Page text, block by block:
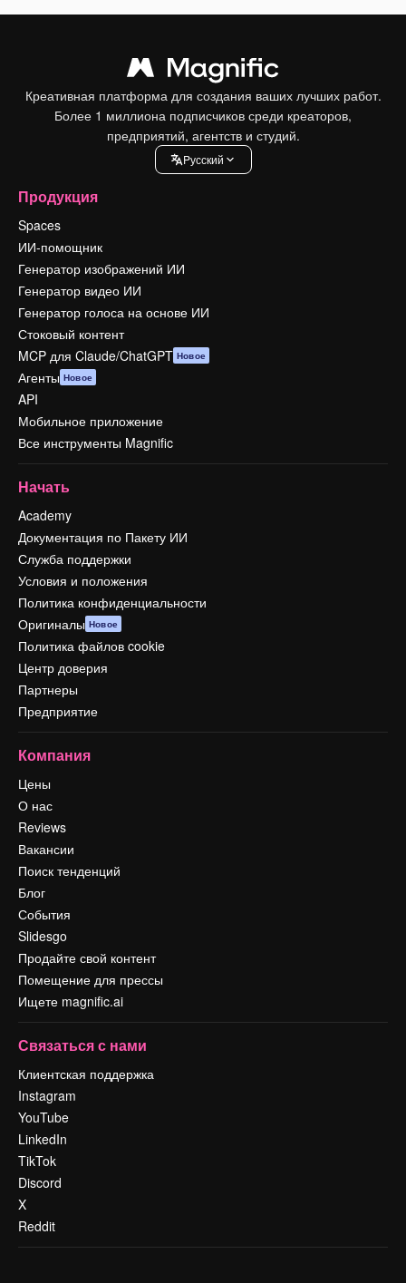
Креативная платформа для создания ваших лучших работ.
Более 1 миллиона подписчиков среди креаторов,
предприятий, агентств и студий.
Pусский
Продукция
Spaces
ИИ-помощник
Генератор изображений ИИ
Генератор видео ИИ
Генератор голоса на основе ИИ
Стоковый контент
MCP для Claude/ChatGPT Новое
Агенты Новое
API
Мобильное приложение
Все инструменты Magnific
Начать
Academy
Документация по Пакету ИИ
Служба поддержки
Условия и положения
Политика конфиденциальности
Оригиналы Новое
Политика файлов cookie
Центр доверия
Партнеры
Предприятие
Компания
Цены
О нас
Reviews
Вакансии
Поиск тенденций
Блог
События
Slidesgo
Продайте свой контент
Помещение для прессы
Ищете magnific.ai
Связаться с нами
Клиентская поддержка
Instagram
YouTube
LinkedIn
TikTok
Discord
X
Reddit